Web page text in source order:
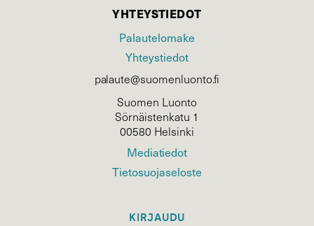
YHTEYSTIEDOT
Palautelomake
Yhteystiedot
palaute@suomenluonto.fi
Suomen Luonto
Sörnäistenkatu 1
00580 Helsinki
Mediatiedot
Tietosuojaseloste
KIRJAUDU